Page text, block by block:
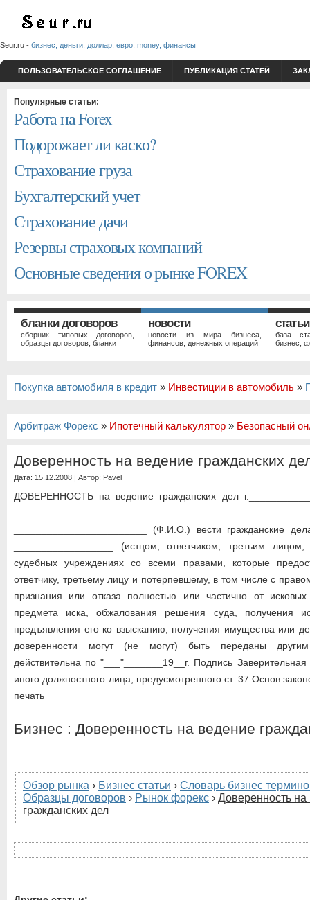
Seur.ru - бизнес, деньги, доллар, евро, money, финансы
ПОЛЬЗОВАТЕЛЬСКОЕ СОГЛАШЕНИЕ ПУБЛИКАЦИЯ СТАТЕЙ
Популярные статьи:
Работа на Forex
Подорожает ли каско?
Страхование груза
Бухгалтерский учет
Страхование дачи
Резервы страховых компаний
Основные сведения о рынке FOREX
бланки договоров
сборник типовых договоров,
образцы договоров, бланки
новости
новости из мира бизнеса,
финансов, денежных операций
статьи
база
бизнес,
Покупка автомобиля в кредит » Инвестиции в автомобиль »
Арбитраж Форекс » Ипотечный калькулятор » Безопасный
Доверенность на ведение гражданских
Дата: 15.12.2008 | Автор: Pavel
ДОВЕРЕННОСТЬ на ведение гражданских дел
________________________ (Ф.И.О.) вести гражданские
__________________ (истцом, ответчиком, третьим
судебных учреждениях со всеми правами, которые
ответчику, третьему лицу и потерпевшему, в том числе с
признания или отказа полностью или частично от
предмета иска, обжалования решения суда, получения
предъявления его ко взысканию, получения имущества или
доверенности могут (не могут) быть переданы
действительна по "___"_______19__г. Подпись
иного должностного лица, предусмотренного ст. 37 Основ
печать
Бизнес : Доверенность на ведение
Обзор рынка › Бизнес статьи › Словарь бизнес
Образцы договоров › Рынок форекс › Доверенность на
гражданских дел